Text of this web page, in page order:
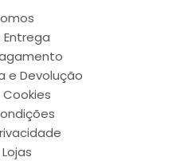
e Devolução